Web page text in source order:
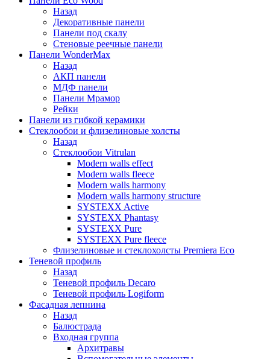
Назад
Декоративные панели
Панели под скалу
Стеновые реечные панели
Панели WonderMax
Назад
АКП панели
МДФ панели
Панели Мрамор
Рейки
Панели из гибкой керамики
Стеклообои и флизелиновые холсты
Назад
Стеклообои Vitrulan
Modern walls effect
Modern walls fleece
Modern walls harmony
Modern walls harmony structure
SYSTEXX Active
SYSTEXX Phantasy
SYSTEXX Pure
SYSTEXX Pure fleece
Флизелиновые и стеклохолсты Premiera Eco
Теневой профиль
Назад
Теневой профиль Decaro
Теневой профиль Logiform
Фасадная лепнина
Назад
Балюстрада
Входная группа
Архитравы